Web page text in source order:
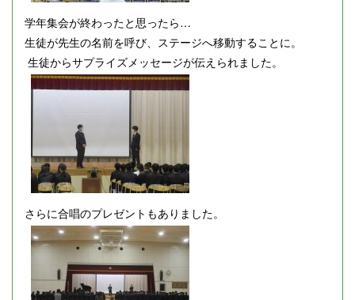
学年集会が終わったと思ったら…
生徒が先生の名前を呼び、ステージへ移動することに。
生徒からサプライズメッセージが伝えられました。
さらに合唱のプレゼントもありました。